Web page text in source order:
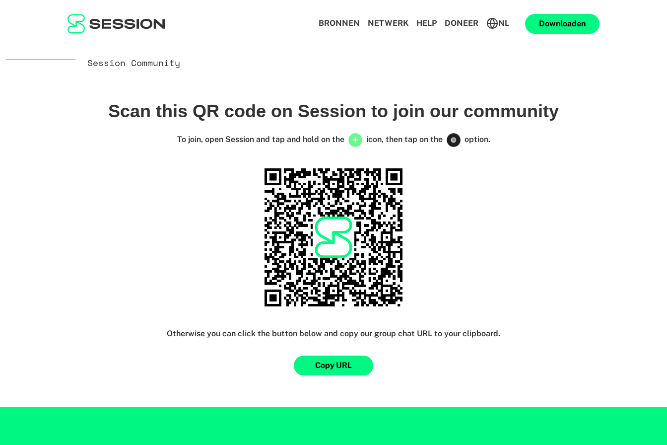
BRONNEN NETWERK HELP DONEER NL Downloaden
Session Community
Scan this QR code on Session to join our community
To join, open Session and tap and hold on the icon, then tap on the option.
Otherwise you can click the button below and copy our group chat URL to your clipboard.
Copy URL